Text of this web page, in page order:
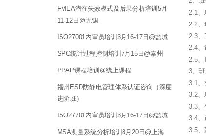
2.1、
2.2、
2.3、
2.4、
2.5、
3、
3.1、
3.2、
3.3、
3.4、
3.5、
FMEA潜在失效模式及后果分析培训5月
11-12日@无锡
ISO27001内审员培训3月16-17日@盐城
SPC统计过程控制培训7月15日@泰州
PPAP课程培训@线上课程
福州ESD防静电管理体系认证咨询（深度
进阶班）
ISO27701内审员培训3月16-17日@盐城
MSA测量系统分析培训8月20日@上海